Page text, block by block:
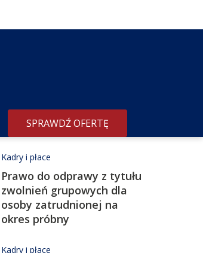
SPRAWDŹ OFERTĘ
Redakcja poleca
Kadry i płace
Prawo do odprawy z tytułu
zwolnień grupowych dla
osoby zatrudnionej na
okres próbny
Kadry i płace